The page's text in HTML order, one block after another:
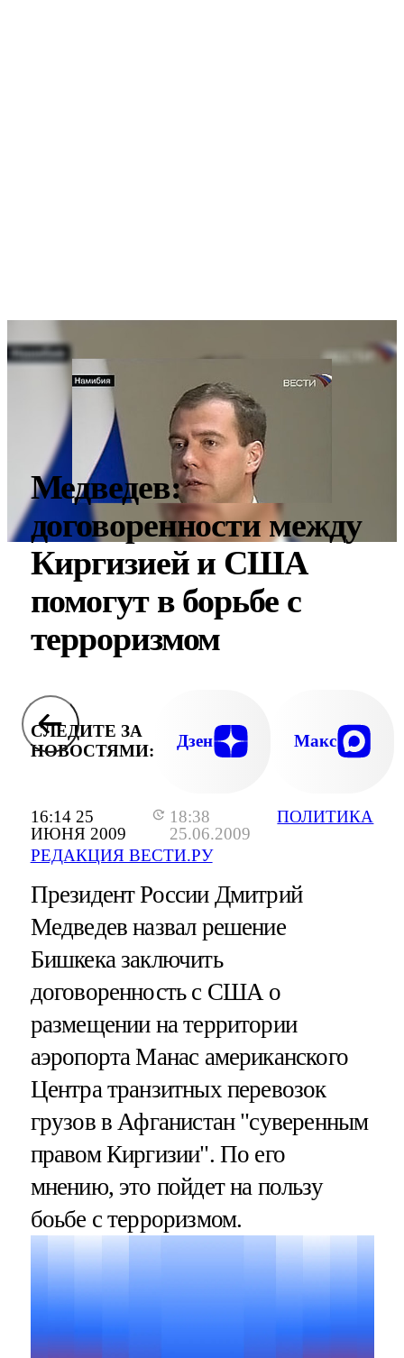
16:14 25
ИЮНЯ 2009
18:38
25.06.2009
РЕДАКЦИЯ ВЕСТИ.РУ
ПОЛИТИКА
Медведев:
договоренности между
Киргизией и США
помогут в борьбе с
терроризмом
СЛЕДИТЕ ЗА
НОВОСТЯМИ:
Дзен Макс
Президент России Дмитрий
Медведев назвал решение
Бишкека заключить
договоренность с США о
размещении на территории
аэропорта Манас американского
Центра транзитных перевозок
грузов в Афганистан "суверенным
правом Киргизии". По его
мнению, это пойдет на пользу
боьбе с терроризмом.